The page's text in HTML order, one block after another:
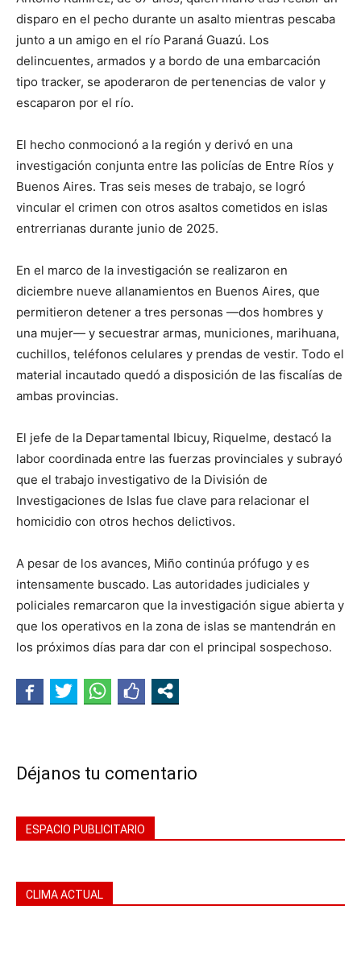
disparo en el pecho durante un asalto mientras pescaba
junto a un amigo en el río Paraná Guazú. Los
delincuentes, armados y a bordo de una embarcación
tipo tracker, se apoderaron de pertenencias de valor y
escaparon por el río.
El hecho conmocionó a la región y derivó en una
investigación conjunta entre las policías de Entre Ríos y
Buenos Aires. Tras seis meses de trabajo, se logró
vincular el crimen con otros asaltos cometidos en islas
entrerrianas durante junio de 2025.
En el marco de la investigación se realizaron en
diciembre nueve allanamientos en Buenos Aires, que
permitieron detener a tres personas —dos hombres y
una mujer— y secuestrar armas, municiones, marihuana,
cuchillos, teléfonos celulares y prendas de vestir. Todo el
material incautado quedó a disposición de las fiscalías de
ambas provincias.
El jefe de la Departamental Ibicuy, Riquelme, destacó la
labor coordinada entre las fuerzas provinciales y subrayó
que el trabajo investigativo de la División de
Investigaciones de Islas fue clave para relacionar el
homicidio con otros hechos delictivos.
A pesar de los avances, Miño continúa prófugo y es
intensamente buscado. Las autoridades judiciales y
policiales remarcaron que la investigación sigue abierta y
que los operativos en la zona de islas se mantendrán en
los próximos días para dar con el principal sospechoso.
Déjanos tu comentario
ESPACIO PUBLICITARIO
CLIMA ACTUAL